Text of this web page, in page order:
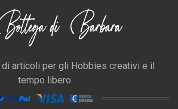
di articoli per gli Hobbies creativi e il
tempo libero